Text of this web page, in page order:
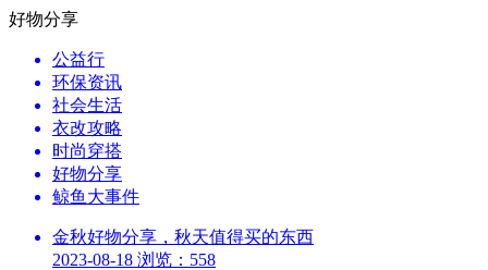
好物分享
公益行
环保资讯
社会生活
衣改攻略
时尚穿搭
好物分享
鲸鱼大事件
金秋好物分享，秋天值得买的东西
2023-08-18 浏览：558